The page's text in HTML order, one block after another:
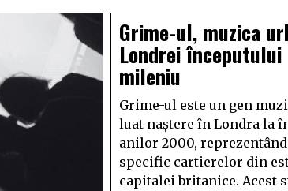
Grime-ul, muzica
Londrei începutului
mileniu
Grime-ul este un gen
luat naștere în Londra la
anilor 2000,
specific cartierelor din
capitalei britanice. Acest